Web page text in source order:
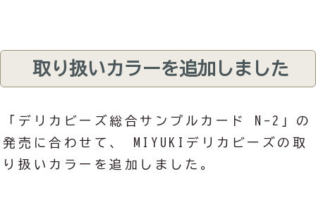
取り扱いカラーを追加しました
「デリカビーズ総合サンプルカード N-2」の
発売に合わせて、 MIYUKIデリカビーズの取
り扱いカラーを追加しました。